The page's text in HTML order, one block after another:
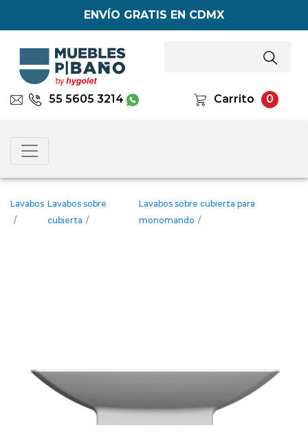
ENVÍO GRATIS EN CDMX
55 5605 3214 Carrito 0
Lavabos
/
Lavabos sobre
cubierta /
Lavabos sobre cubierta para
monomando /